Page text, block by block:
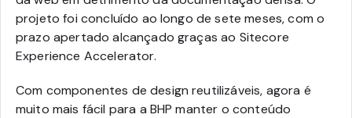
projeto foi concluído ao longo de sete meses, com o
prazo apertado alcançado graças ao Sitecore
Experience Accelerator.
Com componentes de design reutilizáveis, agora é
muito mais fácil para a BHP manter o conteúdo